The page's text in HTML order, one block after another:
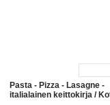
Pasta - Pizza - Lasagne -
italialainen keittokirja /